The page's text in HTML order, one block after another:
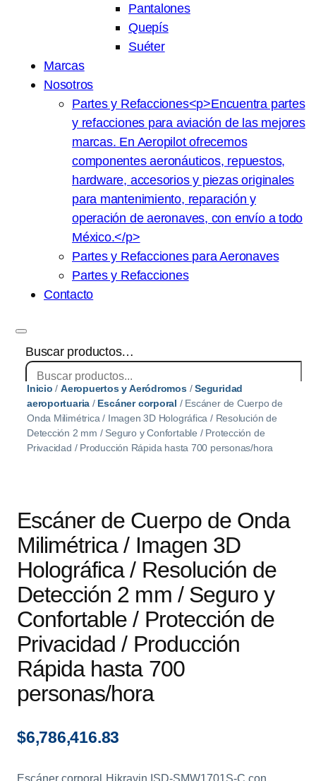
Pantalones
Quepís
Suéter
Marcas
Nosotros
Partes y Refacciones<p>Encuentra partes
y refacciones para aviación de las mejores
marcas. En Aeropilot ofrecemos
componentes aeronáuticos, repuestos,
hardware, accesorios y piezas originales
para mantenimiento, reparación y
operación de aeronaves, con envío a todo
México.</p>
Partes y Refacciones para Aeronaves
Partes y Refacciones
Contacto
Buscar productos…
×
Inicio /Aeropuertos y Aeródromos/Seguridad
aeroportuaria / Escáner corporal / Escáner de Cuerpo de
Onda Milimétrica / Imagen 3D Holográfica / Resolución de
Detección 2 mm / Seguro y Confortable / Protección de
Privacidad / Producción Rápida hasta 700 personas/hora
Escáner de Cuerpo de Onda
Milimétrica / Imagen 3D
Holográfica / Resolución de
Detección 2 mm / Seguro y
Confortable / Protección de
Privacidad / Producción
Rápida hasta 700
personas/hora
$6,786,416.83